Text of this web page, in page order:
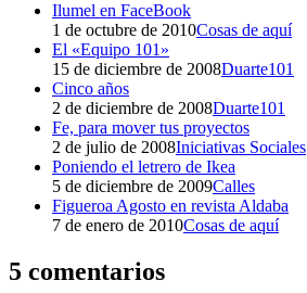
Ilumel en FaceBook
1 de octubre de 2010Cosas de aquí
El «Equipo 101»
15 de diciembre de 2008Duarte101
Cinco años
2 de diciembre de 2008Duarte101
Fe, para mover tus proyectos
2 de julio de 2008Iniciativas Sociales
Poniendo el letrero de Ikea
5 de diciembre de 2009Calles
Figueroa Agosto en revista Aldaba
7 de enero de 2010Cosas de aquí
5 comentarios